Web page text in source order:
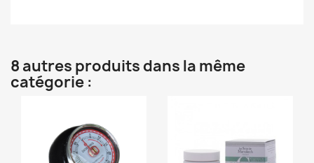
8 autres produits dans la même
catégorie :